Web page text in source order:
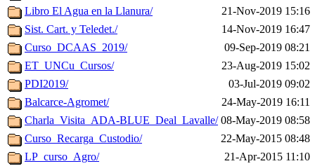
Libro El Agua en la Llanura/
21-Nov-2019 15:16
Sist. Cart. y Teledet./
14-Nov-2019 16:47
Curso_DCAAS_2019/
09-Sep-2019 08:21
ET_UNCu_Cursos/
23-Aug-2019 15:02
PDI2019/
03-Jul-2019 09:02
Balcarce-Agromet/
24-May-2019 16:11
Charla_Visita_ADA-BLUE_Deal_Lavalle/ 08-May-2019 08:58
Curso_Recarga_Custodio/
22-May-2015 08:48
LP_curso_Agro/
21-Apr-2015 11:10